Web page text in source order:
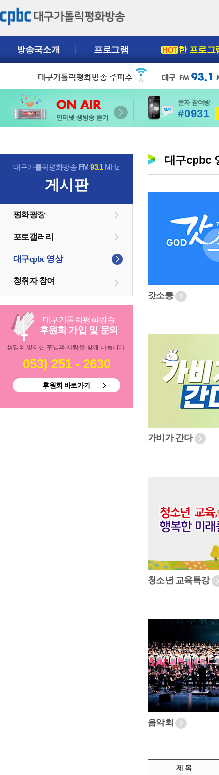
방송국소개 프로그램 HOT한 프로그
인터넷 생방송 듣기
문자 참여방
#0931
대구가톨릭평화방송 FM93.1MHz
게시판
평화광장
포토갤러리
대구cpbc 영상
청취자 참여
대구가톨릭평화방송
후원회 가입 및 문의
생명의 빛이신 주님과 사랑을 함께 나눕니다.
053) 251 - 2630
후원회 바로가기
대구cpbc
갓소통
가비가 간다
청소년 교육특강
음악회
제 목